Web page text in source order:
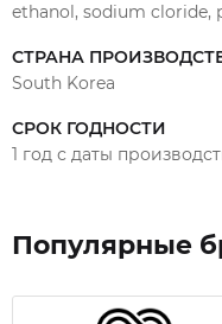
ethanol, sodium cloride,
СТРАНА
South Korea
СРОК ГОДНОСТИ
1 год с даты
Популярные